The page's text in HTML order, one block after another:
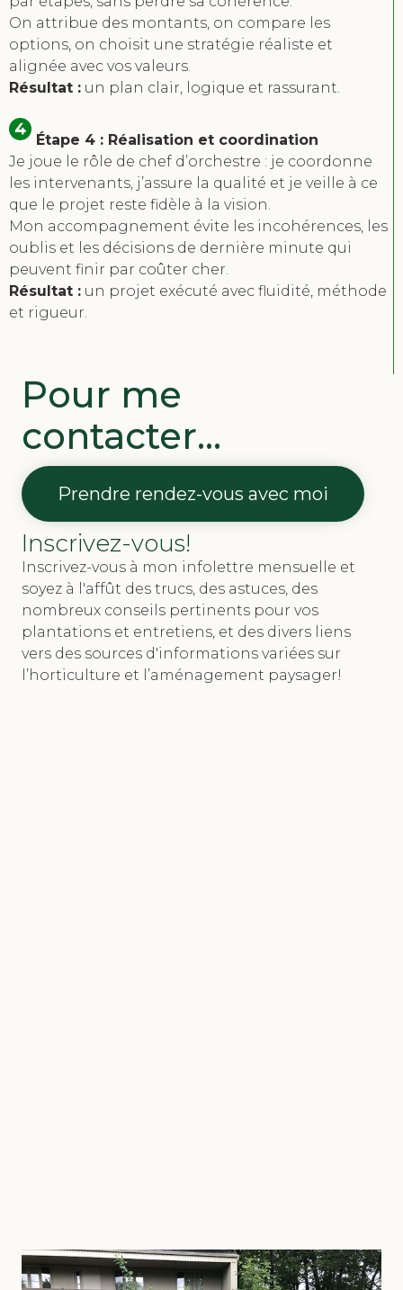
On attribue des montants, on compare les
options, on choisit une stratégie réaliste et
alignée avec vos valeurs.
Résultat : un plan clair, logique et rassurant.
Étape 4 : Réalisation et coordination
Je joue le rôle de chef d’orchestre : je coordonne
les intervenants, j’assure la qualité et je veille à ce
que le projet reste fidèle à la vision.
Mon accompagnement évite les incohérences, les
oublis et les décisions de dernière minute qui
peuvent finir par coûter cher.
Résultat : un projet exécuté avec fluidité, méthode
et rigueur.
Pour me
contacter...
Prendre rendez-vous avec moi
Inscrivez-vous!
Inscrivez-vous à mon infolettre mensuelle et
soyez à l'affût des trucs, des astuces, des
nombreux conseils pertinents pour vos
plantations et entretiens, et des divers liens
vers des sources d'informations variées sur
l’horticulture et l’aménagement paysager!